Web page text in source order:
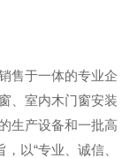
售于一体的专业企
、室内木门窗安装
生产设备和一批高
以“专业、诚信、